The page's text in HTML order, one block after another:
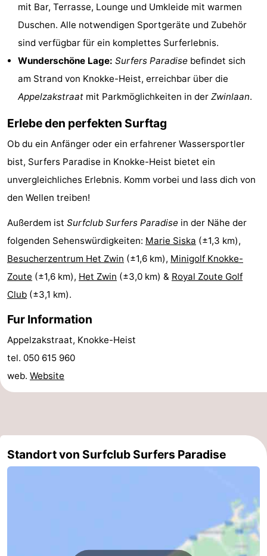
Rundfahrten
Bauernhöfe
-
Indoor-
Spielplätze
-
Bowling
-
Minigolfplätze
Wellness-
Zentren
Dörfer
&
Natur
-
Golfplatze
-
Praktisch
mit Bar, Terrasse, Lounge und Umkleide mit warmen
Duschen. Alle notwendigen Sportgeräte und Zubehör
sind verfügbar für ein komplettes Surferlebnis.
Wunderschöne Lage: Surfers Paradise befindet sich
am Strand von Knokke-Heist, erreichbar über die
Appelzakstraat mit Parkmöglichkeiten in der Zwinlaan.
Erlebe den perfekten Surftag
Ob du ein Anfänger oder ein erfahrener Wassersportler
bist, Surfers Paradise in Knokke-Heist bietet ein
unvergleichliches Erlebnis. Komm vorbei und lass dich von
den Wellen treiben!
Außerdem ist Surfclub Surfers Paradise in der Nähe der
folgenden Sehenswürdigkeiten: Marie Siska (±1,3 km),
Besucherzentrum Het Zwin (±1,6 km), Minigolf Knokke-
Zoute (±1,6 km), Het Zwin (±3,0 km) & Royal Zoute Golf
Club (±3,1 km).
Fur Information
Appelzakstraat, Knokke-Heist
tel. 050 615 960
web. Website
Standort von Surfclub Surfers Paradise